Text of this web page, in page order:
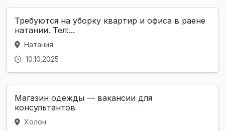
Требуются на уборку квартир и офиса в раене
натании. Тел:...
Натания
10.10.2025
Магазин одежды — вакансии для
консультантов
Холон